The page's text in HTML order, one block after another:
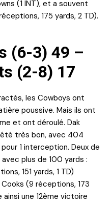
(1 INT), et a souvent
175 yards, 2 TD).
(6-3) 49 –
(2-8) 17
les Cowboys ont
poussive. Mais ils ont
et ont déroulé. Dak
très bon, avec 404
1 interception. Deux de
plus de 100 yards :
151 yards, 1 TD)
(9 réceptions, 173
ainsi une 12ème victoire